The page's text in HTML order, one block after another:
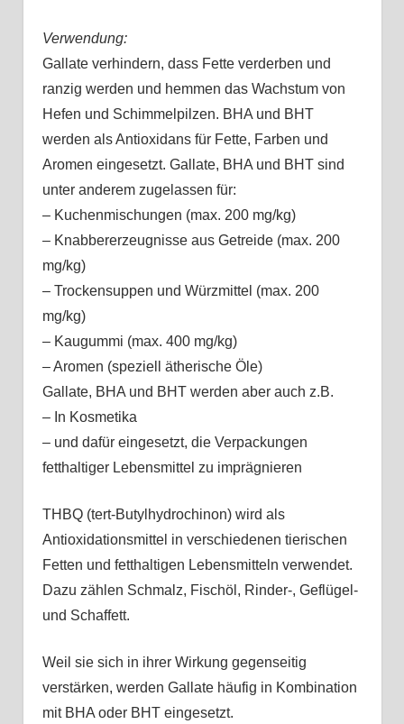
Verwendung:
Gallate verhindern, dass Fette verderben und
ranzig werden und hemmen das Wachstum von
Hefen und Schimmelpilzen. BHA und BHT
werden als Antioxidans für Fette, Farben und
Aromen eingesetzt. Gallate, BHA und BHT sind
unter anderem zugelassen für:
– Kuchenmischungen (max. 200 mg/kg)
– Knabbererzeugnisse aus Getreide (max. 200
mg/kg)
– Trockensuppen und Würzmittel (max. 200
mg/kg)
– Kaugummi (max. 400 mg/kg)
– Aromen (speziell ätherische Öle)
Gallate, BHA und BHT werden aber auch z.B.
– In Kosmetika
– und dafür eingesetzt, die Verpackungen
fetthaltiger Lebensmittel zu imprägnieren
THBQ (tert-Butylhydrochinon) wird als
Antioxidationsmittel in verschiedenen tierischen
Fetten und fetthaltigen Lebensmitteln verwendet.
Dazu zählen Schmalz, Fischöl, Rinder-, Geflügel-
und Schaffett.
Weil sie sich in ihrer Wirkung gegenseitig
verstärken, werden Gallate häufig in Kombination
mit BHA oder BHT eingesetzt.